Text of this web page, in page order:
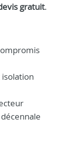
gratuit.